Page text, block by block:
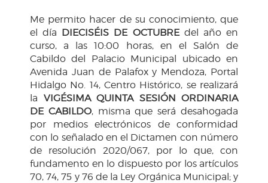
Me permito hacer de su conocimiento, que
el día DIECISÉIS DE OCTUBREdel año en
curso, a las 10:00 horas, en el Salón de
Cabildo del Palacio Municipal ubicado en
Avenida Juan de Palafox y Mendoza, Portal
Hidalgo No. 14, Centro Histórico, se realizará
la VIGÉSIMA QUINTA SESIÓN ORDINARIA
DE CABILDO, misma que será desahogada
por medios electrónicos de conformidad
con lo señalado en el Dictamen con número
de resolución 2020/067, por lo que, con
fundamento en lo dispuesto por los artículos
70, 74, 75 y 76 de la Ley Orgánica Municipal; y